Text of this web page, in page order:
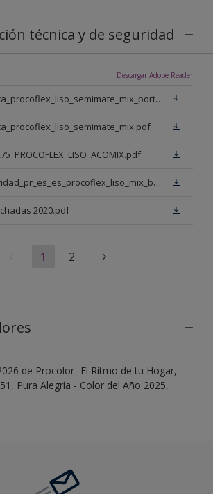
técnica y de seguridad
Descargar Adobe Reader
ficha_tecnica_procoflex_liso_semimate_mix_portugues.pdf
ficha_seguridad_pr_es_es_procoflex_liso_mix_bb.pdf
2020.pdf
1 2
de Procolor- El Ritmo de tu Hogar,
Pura Alegría - Color del Año 2025,